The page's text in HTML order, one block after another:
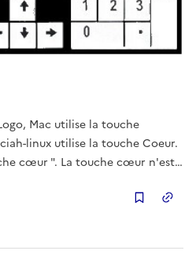
Mac utilise la touche
linux utilise la touche Coeur.
cœur ". La touche cœur n'est
sur internet de nombreuses